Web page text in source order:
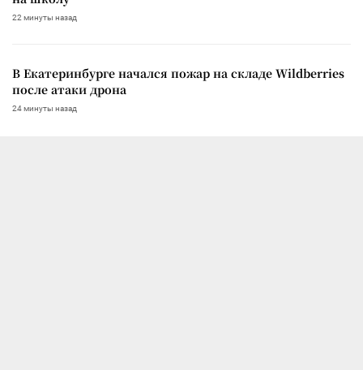
22 минуты назад
В Екатеринбурге начался пожар на складе Wildberries
после атаки дрона
24 минуты назад